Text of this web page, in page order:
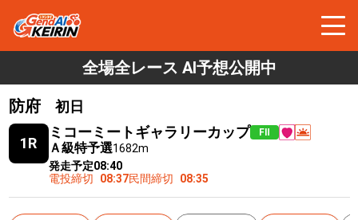
全場全レース AI予想公開中
防府
初日
1R
ミコーミートギャラリーカップ FⅡ
Ａ級特予選1682m
発走予定08:40
電投締切
08:37民間締切 08:35